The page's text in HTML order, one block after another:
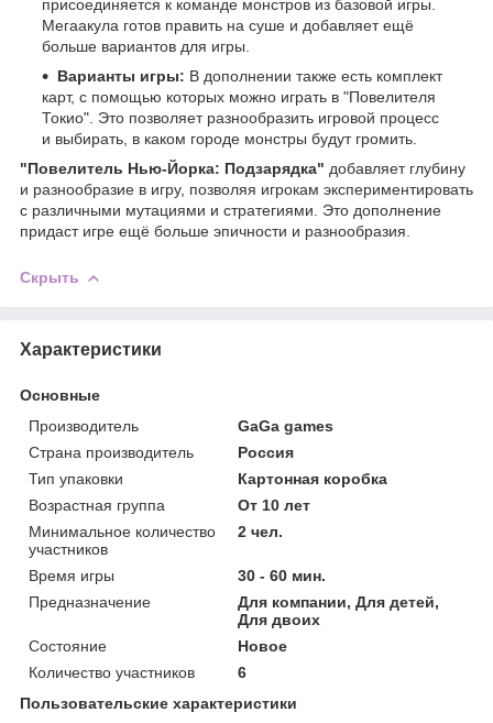
присоединяется к команде монстров из базовой игры.
Мегаакула готов править на суше и добавляет ещё
больше вариантов для игры.
Варианты игры: В дополнении также есть комплект
карт, с помощью которых можно играть в "Повелителя
Токио". Это позволяет разнообразить игровой процесс
и выбирать, в каком городе монстры будут громить.
"Повелитель Нью-Йорка: Подзарядка" добавляет глубину
и разнообразие в игру, позволяя игрокам экспериментировать
с различными мутациями и стратегиями. Это дополнение
придаст игре ещё больше эпичности и разнообразия.
Скрыть
Характеристики
Основные
Производитель
GaGa games
Страна производитель
Россия
Тип упаковки
Картонная коробка
Возрастная группа
От 10 лет
Минимальное количество
участников
2 чел.
Время игры
30 - 60 мин.
Предназначение
Для компании, Для детей,
Для двоих
Состояние
Новое
Количество участников
6
Пользовательские характеристики